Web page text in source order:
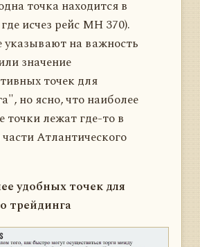
точка находится в
исчез рейс MH 370).
на важность
значение
точек для
но ясно, что наиболее
точки лежат где-то в
Атлантического
удобных точек для
трейдинга